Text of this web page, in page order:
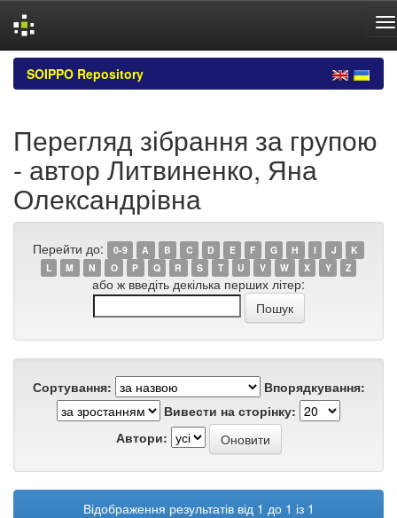
Skip
navigation
SOIPPO Repository
Перегляд зібрання за групою
- автор Литвиненко, Яна
Олександрівна
Перейти до: 0-9 A B C D E F G H I J
K
L
M N O P Q R S T U V W X Y Z
або ж введіть декілька перших літер:
Сортування:
Впорядкування:
Вивести на сторінку:
Автори:
Відображення результатів від 1 до 1 із 1